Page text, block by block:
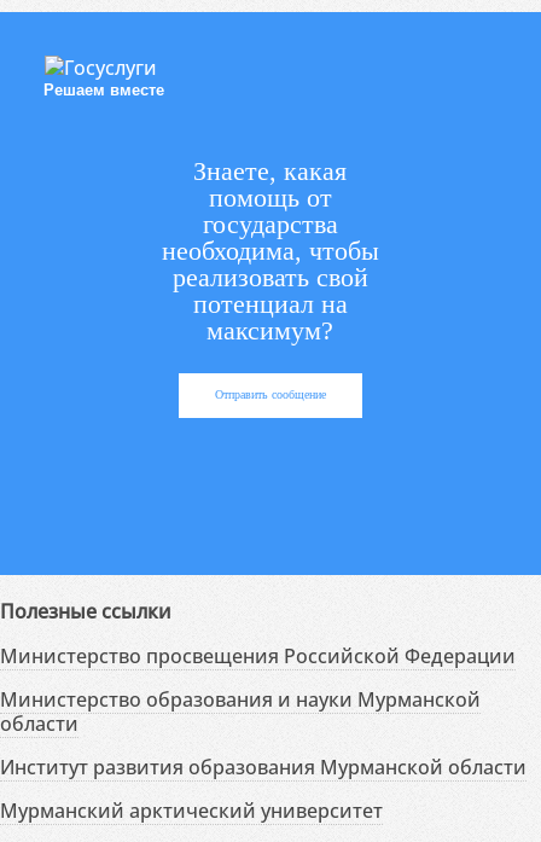
Решаем вместе
Знаете, какая
помощь от
государства
необходима, чтобы
реализовать свой
потенциал на
максимум?
Отправить сообщение
Полезные ссылки
Министерство просвещения Российской Федерации
Министерство образования и науки Мурманской
области
Институт развития образования Мурманской области
Мурманский арктический университет